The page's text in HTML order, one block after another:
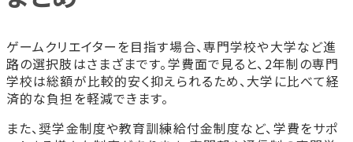
ゲームクリエイターを目指す場合、専門学校や大学など進
路の選択肢はさまざまです。学費面で見ると、2年制の専門
学校は総額が比較的安く抑えられるため、大学に比べて経
済的な負担を軽減できます。
また、奨学金制度や教育訓練給付金制度など、学費をサポ